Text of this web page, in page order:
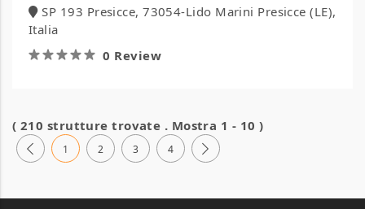
SP 193 Presicce, 73054-Lido Marini Presicce (LE),
Italia
0 Review
( 210 strutture trovate . Mostra 1 - 10 )
1 2 3 4